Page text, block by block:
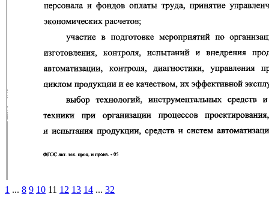
1 ... 8 9 10 11 12 13 14 ... 32